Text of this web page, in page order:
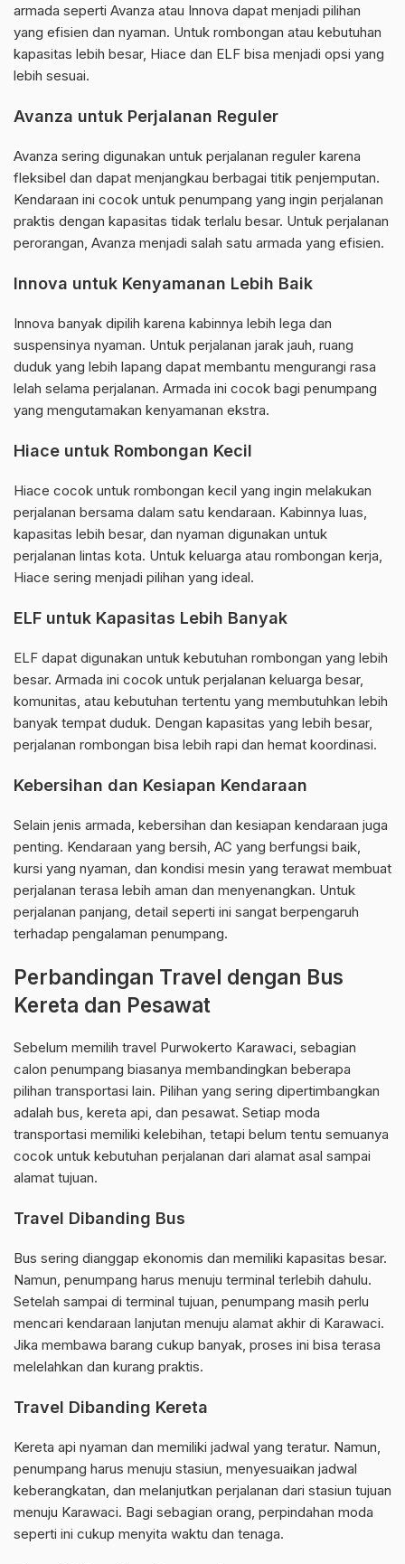
armada seperti Avanza atau Innova dapat menjadi pilihan
yang efisien dan nyaman. Untuk rombongan atau kebutuhan
kapasitas lebih besar, Hiace dan ELF bisa menjadi opsi yang
lebih sesuai.
Avanza untuk Perjalanan Reguler
Avanza sering digunakan untuk perjalanan reguler karena
fleksibel dan dapat menjangkau berbagai titik penjemputan.
Kendaraan ini cocok untuk penumpang yang ingin perjalanan
praktis dengan kapasitas tidak terlalu besar. Untuk perjalanan
perorangan, Avanza menjadi salah satu armada yang efisien.
Innova untuk Kenyamanan Lebih Baik
Innova banyak dipilih karena kabinnya lebih lega dan
suspensinya nyaman. Untuk perjalanan jarak jauh, ruang
duduk yang lebih lapang dapat membantu mengurangi rasa
lelah selama perjalanan. Armada ini cocok bagi penumpang
yang mengutamakan kenyamanan ekstra.
Hiace untuk Rombongan Kecil
Hiace cocok untuk rombongan kecil yang ingin melakukan
perjalanan bersama dalam satu kendaraan. Kabinnya luas,
kapasitas lebih besar, dan nyaman digunakan untuk
perjalanan lintas kota. Untuk keluarga atau rombongan kerja,
Hiace sering menjadi pilihan yang ideal.
ELF untuk Kapasitas Lebih Banyak
ELF dapat digunakan untuk kebutuhan rombongan yang lebih
besar. Armada ini cocok untuk perjalanan keluarga besar,
komunitas, atau kebutuhan tertentu yang membutuhkan lebih
banyak tempat duduk. Dengan kapasitas yang lebih besar,
perjalanan rombongan bisa lebih rapi dan hemat koordinasi.
Kebersihan dan Kesiapan Kendaraan
Selain jenis armada, kebersihan dan kesiapan kendaraan juga
penting. Kendaraan yang bersih, AC yang berfungsi baik,
kursi yang nyaman, dan kondisi mesin yang terawat membuat
perjalanan terasa lebih aman dan menyenangkan. Untuk
perjalanan panjang, detail seperti ini sangat berpengaruh
terhadap pengalaman penumpang.
Perbandingan Travel dengan Bus
Kereta dan Pesawat
Sebelum memilih travel Purwokerto Karawaci, sebagian
calon penumpang biasanya membandingkan beberapa
pilihan transportasi lain. Pilihan yang sering dipertimbangkan
adalah bus, kereta api, dan pesawat. Setiap moda
transportasi memiliki kelebihan, tetapi belum tentu semuanya
cocok untuk kebutuhan perjalanan dari alamat asal sampai
alamat tujuan.
Travel Dibanding Bus
Bus sering dianggap ekonomis dan memiliki kapasitas besar.
Namun, penumpang harus menuju terminal terlebih dahulu.
Setelah sampai di terminal tujuan, penumpang masih perlu
mencari kendaraan lanjutan menuju alamat akhir di Karawaci.
Jika membawa barang cukup banyak, proses ini bisa terasa
melelahkan dan kurang praktis.
Travel Dibanding Kereta
Kereta api nyaman dan memiliki jadwal yang teratur. Namun,
penumpang harus menuju stasiun, menyesuaikan jadwal
keberangkatan, dan melanjutkan perjalanan dari stasiun tujuan
menuju Karawaci. Bagi sebagian orang, perpindahan moda
seperti ini cukup menyita waktu dan tenaga.